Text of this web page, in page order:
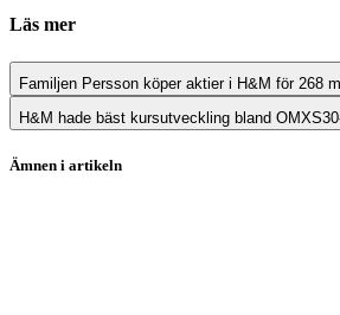
Läs mer
Familjen Persson köper aktier i H&M för 268
H&M hade bäst kursutveckling bland
Ämnen i artikeln